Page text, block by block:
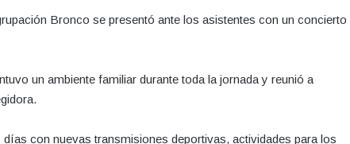
Bronco se presentó ante los asistentes con un concierto
un ambiente familiar durante toda la jornada y reunió a
con nuevas transmisiones deportivas, actividades para los